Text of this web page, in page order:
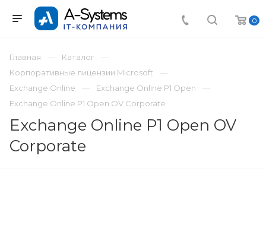
0
Главная
Каталог
Корпоративные лицензии Microsoft
Exchange Online
Exchange Online P1 Open
Exchange Online P1 Open OV Corporate
Exchange Online P1 Open OV
Corporate